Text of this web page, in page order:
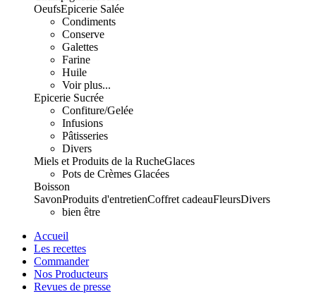
OeufsEpicerie Salée
Condiments
Conserve
Galettes
Farine
Huile
Voir plus...
Epicerie Sucrée
Confiture/Gelée
Infusions
Pâtisseries
Divers
Miels et Produits de la RucheGlaces
Pots de Crèmes Glacées
Boisson
SavonProduits d'entretienCoffret cadeauFleursDivers
bien être
Accueil
Les recettes
Commander
Nos Producteurs
Revues de presse